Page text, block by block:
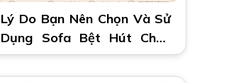
Lý Do Bạn Nên Chọn Và Sử
Dụng Sofa Bệt Hút Chân
Không 2 Trong 1 | Đa Năng